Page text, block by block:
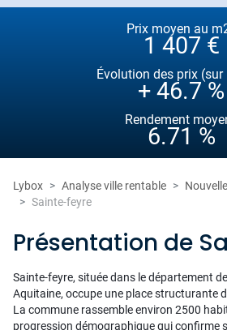
Prix moyen au
1 407 €
Évolution des prix (sur
+ 46.7 %
Rendement
6.71 %
Lybox Analyse ville rentable
Sainte-feyre
Présentation de
Sainte-feyre, située dans le département
Aquitaine, occupe une place structurante
La commune rassemble environ 2500
progression démographique qui confirme